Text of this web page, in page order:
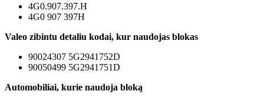
4G0.907.397.H
4G0 907 397H
Valeo zibintu detaliu kodai, kur naudojas blokas
90024307 5G2941752D
90050499 5G2941751D
Automobiliai, kurie naudoja bloką